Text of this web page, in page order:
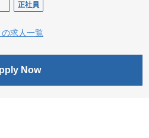
正社員
求人一覧
Now